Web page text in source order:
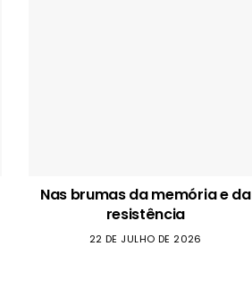
Nas brumas da memória e da
resistência
22 DE JULHO DE 2026